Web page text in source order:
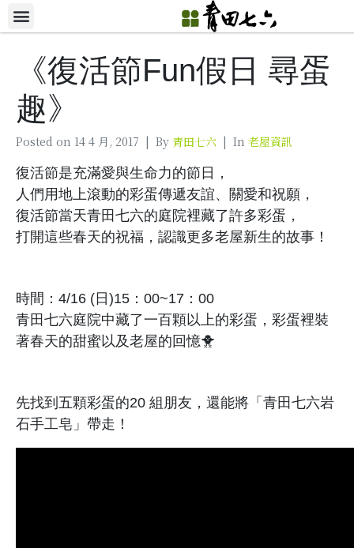
《復活節Fun假日 尋蛋
趣》
Posted on 14 4 月, 2017 By 青田七六 In 老屋資訊
復活節是充滿愛與生命力的節日，
人們用地上滾動的彩蛋傳遞友誼、關愛和祝願，
復活節當天青田七六的庭院裡藏了許多彩蛋，
打開這些春天的祝福，認識更多老屋新生的故事！
時間：4/16 (日)15：00~17：00
青田七六庭院中藏了一百顆以上的彩蛋，彩蛋裡裝
著春天的甜蜜以及老屋的回憶🐥
先找到五顆彩蛋的20 組朋友，還能將「青田七六岩
石手工皂」帶走！